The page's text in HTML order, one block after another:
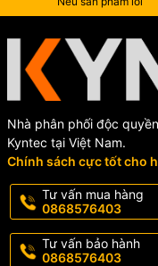
Nhà phân phối độc
Kyntec tại Việt Nam.
Chính sách cực tốt cho
Tư vấn mua hàng
0868576403
Tư vấn bảo hành
0868576403